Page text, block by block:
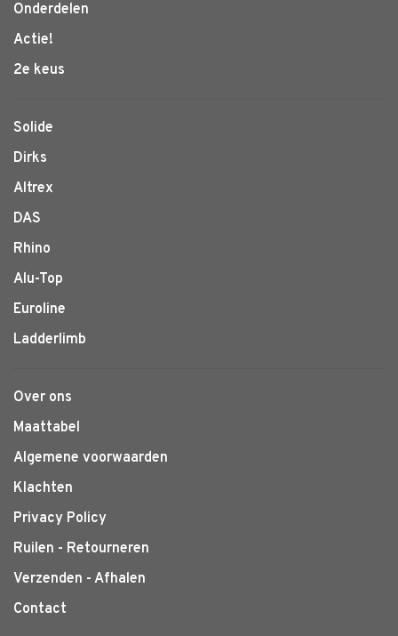
Onderdelen
Actie!
2e keus
Solide
Dirks
Altrex
DAS
Rhino
Alu-Top
Euroline
Ladderlimb
Over ons
Maattabel
Algemene voorwaarden
Klachten
Privacy Policy
Ruilen - Retourneren
Verzenden - Afhalen
Contact